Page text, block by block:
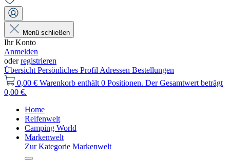
Menü schließen
Ihr Konto
Anmelden
oderregistrieren
Übersicht Persönliches Profil Adressen Bestellungen
0,00 € Warenkorb enthält 0 Positionen. Der Gesamtwert beträgt
0,00 €.
Home
Reifenwelt
Camping World
Markenwelt
Zur Kategorie Markenwelt